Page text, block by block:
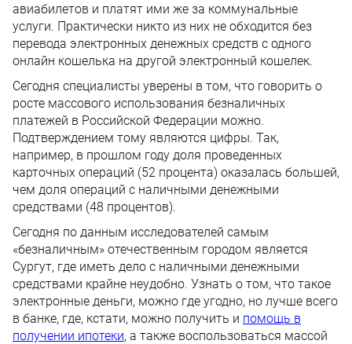
авиабилетов и платят ими же за коммунальные
услуги. Практически никто из них не обходится без
перевода электронных денежных средств с одного
онлайн кошелька на другой электронный кошелек.
Сегодня специалисты уверены в том, что говорить о
росте массового использования безналичных
платежей в Российской Федерации можно.
Подтверждением тому являются цифры. Так,
например, в прошлом году доля проведенных
карточных операций (52 процента) оказалась большей,
чем доля операций с наличными денежными
средствами (48 процентов).
Сегодня по данным исследователей самым
«безналичным» отечественным городом является
Сургут, где иметь дело с наличными денежными
средствами крайне неудобно. Узнать о том, что такое
электронные деньги, можно где угодно, но лучше всего
в банке, где, кстати, можно получить и помощь в
получении ипотеки, а также воспользоваться массой